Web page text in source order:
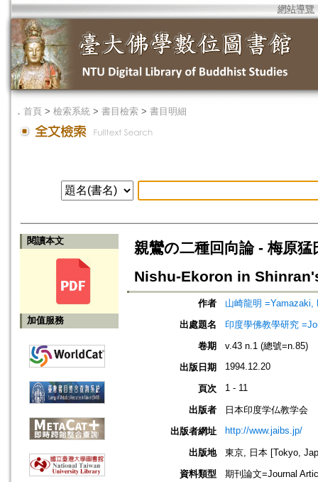
網站導覽
． 首頁 > 檢索系統 > 書目檢索 > 書目明細
閱讀本文
加值服務
親鸞の二種回向論 - 梅原
Nishu-Ekoron in
作者
山崎龍明 =Yamazaki,
出處題名
印度學佛教學研究
卷期
v.43 n.1 (總號=n.85)
出版日期
1994.12.20
頁次 1 - 11
出版者
日本印度学仏教学会
出版者網址
http://www.jaibs.jp/
出版地
東京, 日本 [Tokyo,
資料類型
期刊論文=Journal